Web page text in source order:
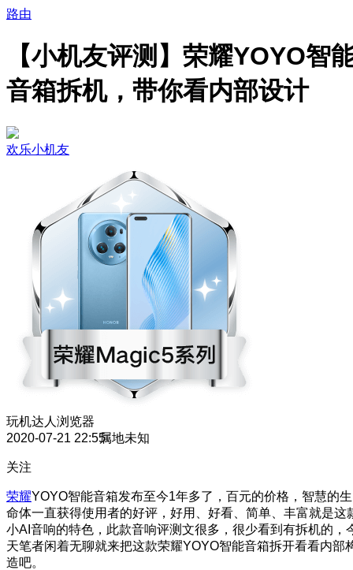
路由
【小机友评测】荣耀YOYO智
音箱拆机，带你看内部设计
欢乐小机友
玩机达人 浏览器
2020-07-21 22:55属地未知
关注
荣耀YOYO智能音箱发布至今1年多了，百元的价格，智慧的生
命体一直获得使用者的好评，好用、好看、简单、丰富就是这
小AI音响的特色，此款音响评测文很多，很少看到有拆机的，
天笔者闲着无聊就来把这款荣耀YOYO智能音箱拆开看看内部
造吧。